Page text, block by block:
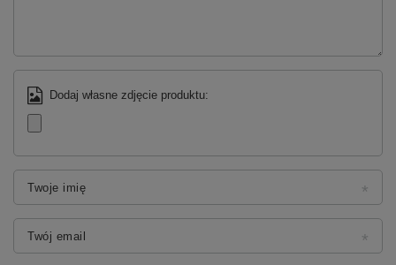
Dodaj własne zdjęcie produktu:
Twoje imię
Twój email